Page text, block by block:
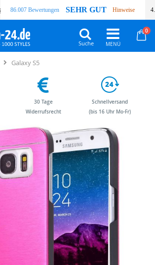
86.007 Bewertungen SEHR GUT Hinweise
0
Suche
Galaxy S5
30 Tage
Widerrufsrecht
Schnellversand
(bis 16 Uhr Mo-Fr)